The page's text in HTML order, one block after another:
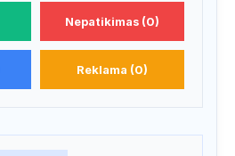
Nepatikimas (0)
Reklama (0)